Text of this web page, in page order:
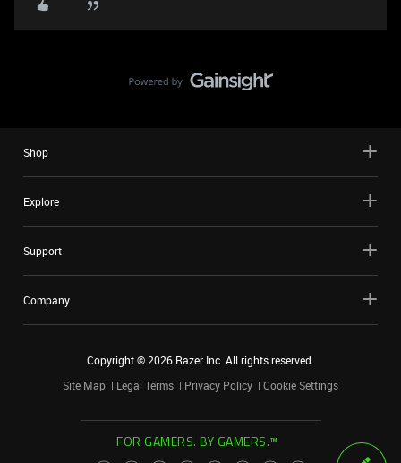
Shop
Explore
Support
Company
Copyright ©2026 Razer Inc. All rights reserved.
Site Map
Legal Terms Privacy Policy Cookie Settings
FOR GAMERS. BY GAMERS.™